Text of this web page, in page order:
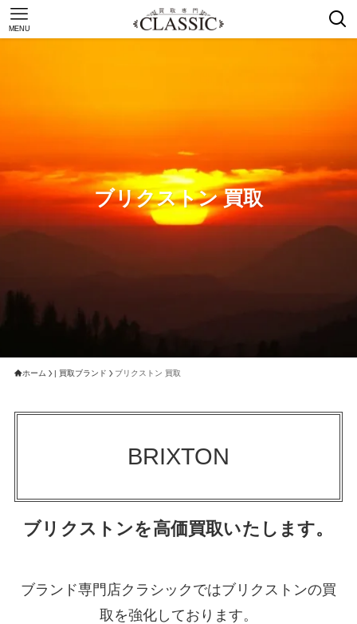
MENU
ブリクストン 買取
ホーム | 買取ブランド ブリクストン 買取
BRIXTON
ブリクストンを高価買取いたします。
ブランド専門店クラシックではブリクストンの買
取を強化しております。